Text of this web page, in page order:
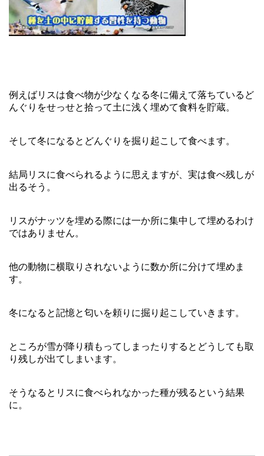
例えばリスは食べ物が少なくなる冬に備えて落ちているど
んぐりをせっせと拾って土に浅く埋めて食料を貯蔵。
そして冬になるとどんぐりを掘り起こして食べます。
結局リスに食べられるように思えますが、実は食べ残しが
出るそう。
リスがナッツを埋める際には一か所に集中して埋めるわけ
ではありません。
他の動物に横取りされないように数か所に分けて埋めま
す。
冬になると記憶と匂いを頼りに掘り起こしていきます。
ところが雪が降り積もってしまったりするとどうしても取
り残しが出てしまいます。
そうなるとリスに食べられなかった種が残るという結果
に。